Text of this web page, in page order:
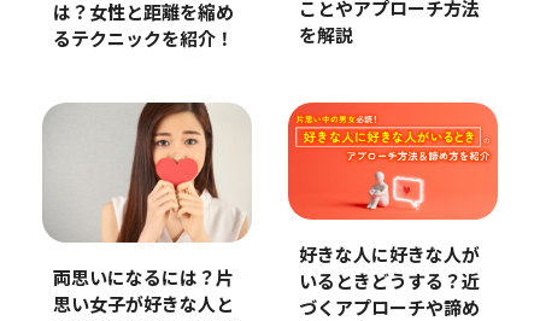
は？女性と距離を縮め
るテクニックを紹介！
ことやアプローチ方法
を解説
両思いになるには？片
思い女子が好きな人と
好きな人に好きな人が
いるときどうする？近
づくアプローチや諦め